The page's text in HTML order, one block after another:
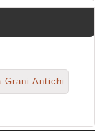
Grani Antichi